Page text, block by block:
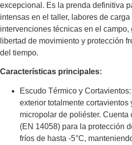
excepcional. Es la prenda definitiva
intensas en el taller, labores de
intervenciones técnicas en el campo,
libertad de movimiento y protección
del tiempo.
Características principales:
Escudo Térmico y
exterior totalmente cortavientos
micropolar de poliéster. Cuenta
(EN 14058) para la protección
fríos de hasta -5°C,